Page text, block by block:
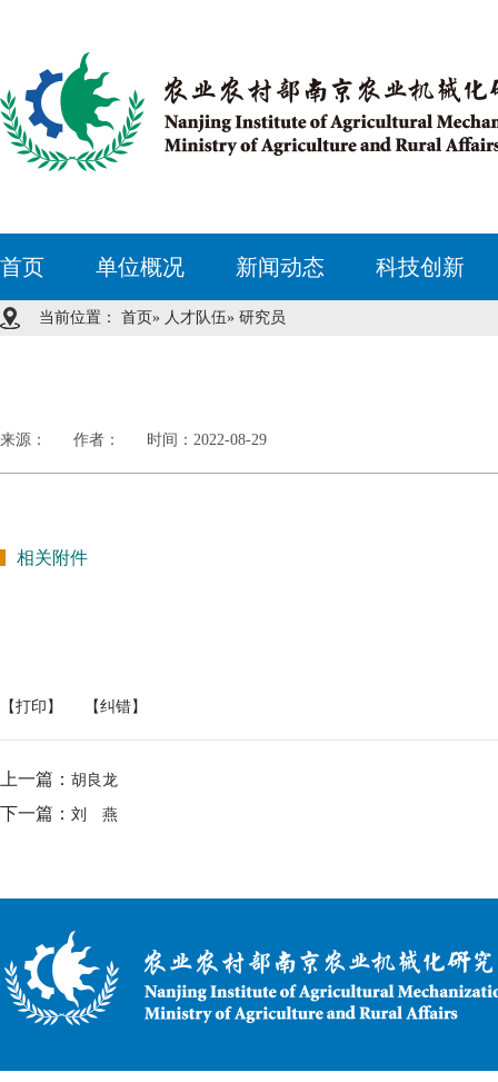
首页 单位概况 新闻动态 科技创新
当前位置： 首页» 人才队伍» 研究员
来源： 作者： 时间：2022-08-29
相关附件
【打印】 【纠错】
上一篇： 胡良龙
下一篇： 刘 燕